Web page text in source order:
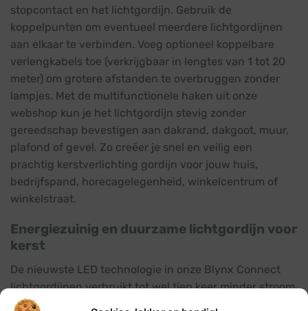
stopcontact en het lichtgordijn. Gebruik de
koppelpunten om eventueel meerdere lichtgordijnen
aan elkaar te verbinden. Voeg optioneel koppelbare
verlengkabels toe (verkrijgbaar in lengtes van 1 tot 20
meter) om grotere afstanden te overbruggen zonder
lampjes. Met de multifunctionele haken uit onze
webshop kun je het lichtgordijn stevig zonder
gereedschap bevestigen aan dakrand, dakgoot, muur,
plafond of gevel. Zo creëer je snel en veilig een
prachtig kerstverlichting gordijn voor jouw huis,
bedrijfspand, horecagelegenheid, winkelcentrum of
winkelstraat.
Energiezuinig en duurzame lichtgordijn voor
kerst
De nieuwste LED technologie in onze Blynx Connect
lichtgordijnen verbruikt tot wel tien keer minder stroom
dan traditionele verlichting. Dit is niet alleen goed voor